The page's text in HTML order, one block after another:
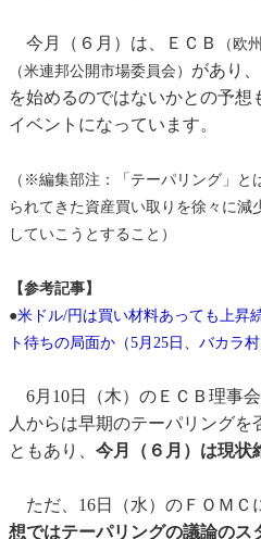
今月（６月）は、ＥＣＢ （欧
（米連邦公開市場委員会） があり
を始めるのではないかとの予想
イベントになっています。
（※編集部注：「テーパリング」と
られてきた資産買い取りを徐々に減
していこうとすること）
【参考記事】
●米ドル/円は買い材料あっても上昇
ト待ちの局面か（5月25日、バカラ村
6月10日（木）のＥＣＢ理事
人からは早期のテーパリングを
ともあり、 今月（６月）は現状
ただ、16日（水）のＦＯＭＣ
想ではテーパリングの議論のス